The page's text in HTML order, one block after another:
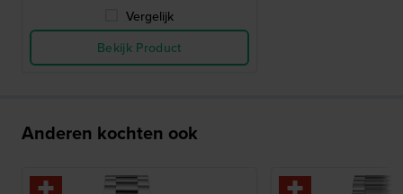
Vergelijk
Bekijk Product
Anderen kochten ook